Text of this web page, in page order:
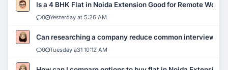
Is a 4 BHK Flat in Noida Extension Good for Remote Work?
0 Yesterday at 5:26 AM
Can researching a company reduce common interview
0 Tuesday a31 10:12 AM